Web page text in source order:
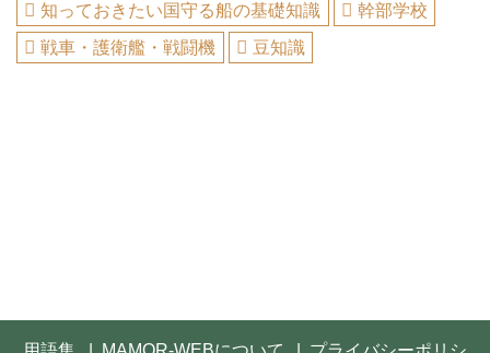
知っておきたい国守る船の基礎知識
幹部学校
戦車・護衛艦・戦闘機
豆知識